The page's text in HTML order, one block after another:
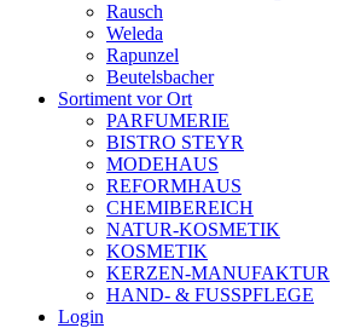
Rausch
Weleda
Rapunzel
Beutelsbacher
Sortiment vor Ort
PARFUMERIE
BISTRO STEYR
MODEHAUS
REFORMHAUS
CHEMIBEREICH
NATUR-KOSMETIK
KOSMETIK
KERZEN-MANUFAKTUR
HAND- & FUSSPFLEGE
Login